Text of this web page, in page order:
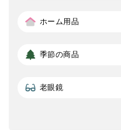
ホーム用品
季節の商品
老眼鏡